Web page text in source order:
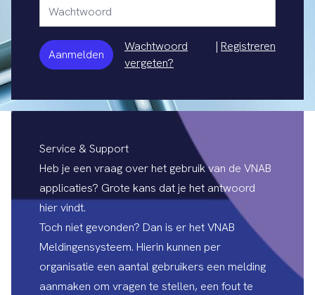
Aanmelden
Wachtwoord
vergeten?
| Registreren
Service & Support
Heb je een vraag over het gebruik van de VNAB
applicaties? Grote kans dat je het antwoord
hier vindt.
Toch niet gevonden? Dan is er hetVNAB
Meldingensysteem. Hierin kunnen per
organisatie een aantal gebruikers een melding
aanmaken om vragen te stellen, een fout te